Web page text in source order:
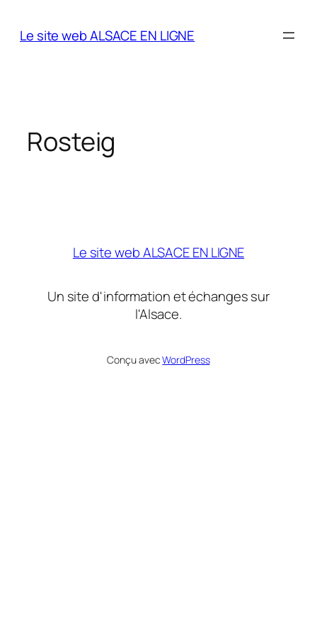
Le site web ALSACE EN LIGNE
Rosteig
Le site web ALSACE EN LIGNE
Un site d'information et échanges sur
l'Alsace.
Conçu avecWordPress